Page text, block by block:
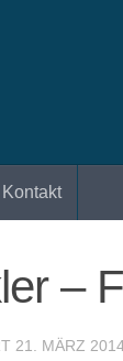
Kontakt
–
21. MÄRZ